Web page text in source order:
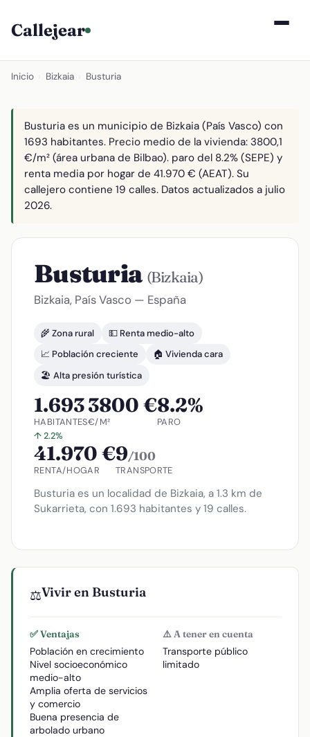
Callejear
Inicio Bizkaia Busturia
Busturia es un municipio de Bizkaia (País Vasco) con
1693 habitantes. Precio medio de la vivienda: 3800,1
€/m² (área urbana de Bilbao). paro del 8.2% (SEPE) y
renta media por hogar de 41.970 € (AEAT). Su
callejero contiene 19 calles. Datos actualizados a julio
2026.
Busturia (Bizkaia)
Bizkaia, País Vasco — España
🌾 Zona rural
💵 Renta medio-alto
📈 Población creciente
🏠 Vivienda cara
🏖️ Alta presión turística
1.693
HABITANTES
↑ 2.2%
3800 €
€/M²
8.2%
PARO
41.970 €
RENTA/HOGAR
9/100
TRANSPORTE
Busturia es un localidad de Bizkaia, a 1.3 km de
Sukarrieta, con 1.693 habitantes y 19 calles.
⚖️Vivir en Busturia
✅ Ventajas
Población en crecimiento
Nivel socioeconómico
medio-alto
Amplia oferta de servicios
y comercio
Buena presencia de
arbolado urbano
⚠️ A tener en cuenta
Transporte público
limitado